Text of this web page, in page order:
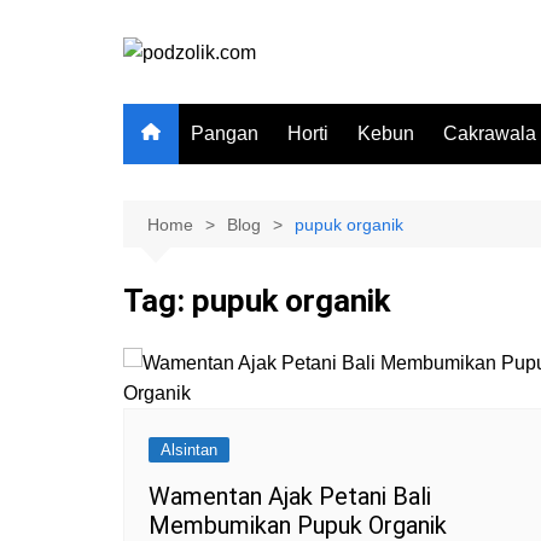
Pangan Horti Kebun Cakrawala
Home Blog pupuk organik
Tag: pupuk organik
Alsintan
Wamentan Ajak Petani Bali
Membumikan Pupuk Organik